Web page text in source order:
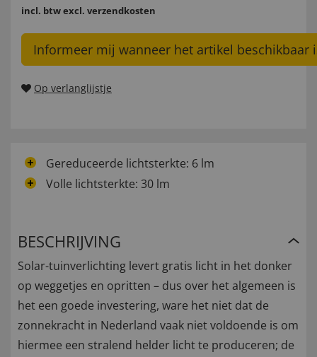
incl. btwexcl. verzendkosten
Informeer mij wanneer het artikel beschikbaar
Op verlanglijstje
Gereduceerde lichtsterkte: 6 lm
Volle lichtsterkte: 30 lm
BESCHRIJVING
Solar-tuinverlichting levert gratis licht in het donker
op weggetjes en opritten – dus over het algemeen is
het een goede investering, ware het niet dat de
zonnekracht in Nederland vaak niet voldoende is om
hiermee een stralend helder licht te produceren; de